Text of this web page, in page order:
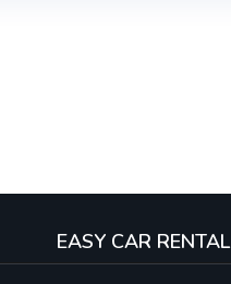
EASY CAR RENTAL